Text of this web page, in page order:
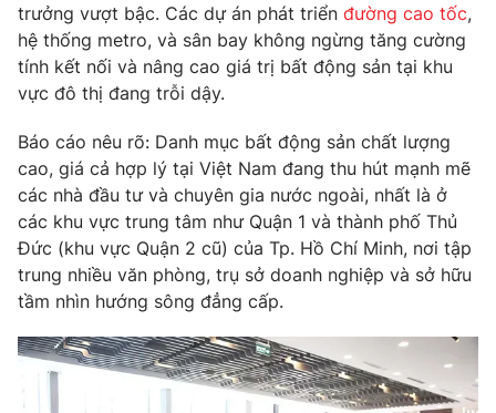
Tư vấn
Chuyên mục khác
Emagazine
Photo Infographic
Video Shorts video
VTV Money VTV Thể thao
VTV Sức khoẻ Bất động sản
trưởng vượt bậc. Các dự án phát triển đường cao tốc,
hệ thống metro, và sân bay không ngừng tăng cường
tính kết nối và nâng cao giá trị bất động sản tại khu
vực đô thị đang trỗi dậy.
Báo cáo nêu rõ: Danh mục bất động sản chất lượng
cao, giá cả hợp lý tại Việt Nam đang thu hút mạnh mẽ
các nhà đầu tư và chuyên gia nước ngoài, nhất là ở
các khu vực trung tâm như Quận 1 và thành phố Thủ
Đức (khu vực Quận 2 cũ) của Tp. Hồ Chí Minh, nơi tập
trung nhiều văn phòng, trụ sở doanh nghiệp và sở hữu
tầm nhìn hướng sông đẳng cấp.